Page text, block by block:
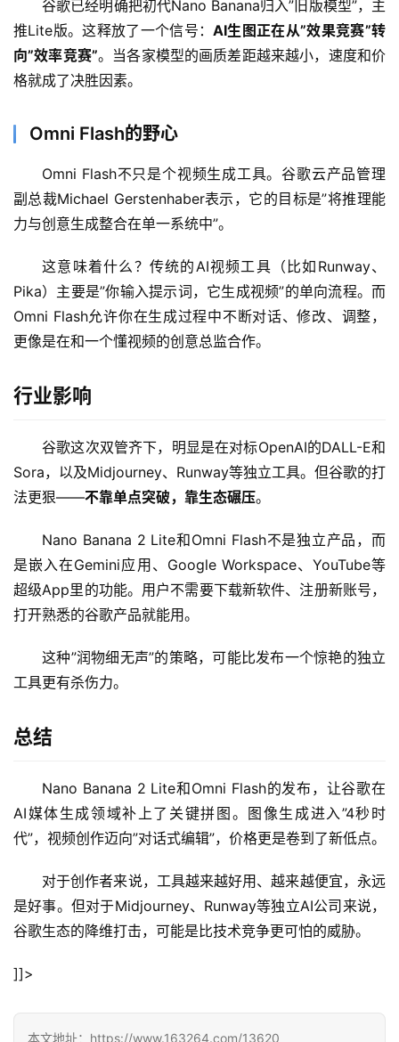
用
模
框
架
报
告
登录
谷歌已经明确把初代Nano Banana归入”旧版模型”，主
推Lite版。这释放了一个信号：AI生图正在从”效果竞赛”转
向”效率竞赛”。当各家模型的画质差距越来越小，速度和价
格就成了决胜因素。
Omni Flash的野心
Omni Flash不只是个视频生成工具。谷歌云产品管理
副总裁Michael Gerstenhaber表示，它的目标是”将推理能
力与创意生成整合在单一系统中”。
这意味着什么？传统的AI视频工具（比如Runway、
Pika）主要是”你输入提示词，它生成视频”的单向流程。而
Omni Flash允许你在生成过程中不断对话、修改、调整，
更像是在和一个懂视频的创意总监合作。
行业影响
谷歌这次双管齐下，明显是在对标OpenAI的DALL-E和
Sora，以及Midjourney、Runway等独立工具。但谷歌的打
法更狠——不靠单点突破，靠生态碾压。
Nano Banana 2 Lite和Omni Flash不是独立产品，而
是嵌入在Gemini应用、Google Workspace、YouTube等
超级App里的功能。用户不需要下载新软件、注册新账号，
打开熟悉的谷歌产品就能用。
这种”润物细无声”的策略，可能比发布一个惊艳的独立
工具更有杀伤力。
总结
Nano Banana 2 Lite和Omni Flash的发布，让谷歌在
AI媒体生成领域补上了关键拼图。图像生成进入”4秒时
代”，视频创作迈向”对话式编辑”，价格更是卷到了新低点。
对于创作者来说，工具越来越好用、越来越便宜，永远
是好事。但对于Midjourney、Runway等独立AI公司来说，
谷歌生态的降维打击，可能是比技术竞争更可怕的威胁。
]]>
本文地址：https://www.163264.com/13620